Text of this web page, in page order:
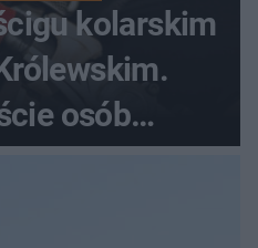
kolarskim
osób